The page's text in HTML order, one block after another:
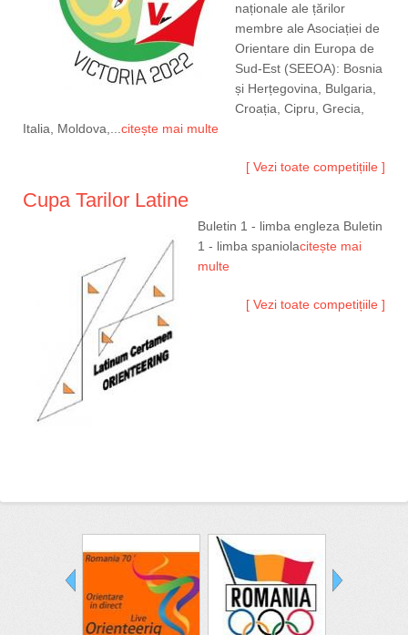
naționale ale țărilor
membre ale Asociației de
Orientare din Europa de
Sud-Est (SEEOA): Bosnia
și Herțegovina, Bulgaria,
Croația, Cipru, Grecia,
Italia, Moldova,... citește mai multe
[ Vezi toate competițiile ]
Cupa Tarilor Latine
Buletin 1 - limba engleza Buletin
1 - limba spaniolacitește mai
multe
[ Vezi toate competițiile ]